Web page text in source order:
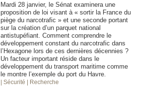
Mardi 28 janvier, le Sénat examinera une
proposition de loi visant à « sortir la France du
piège du narcotrafic » et une seconde portant
sur la création d’un parquet national
antistupéfiant. Comment comprendre le
développement constant du narcotrafic dans
l’Hexagone lors de ces dernières décennies ?
Un facteur important réside dans le
développement du transport maritime comme
le montre l’exemple du port du Havre.
| Sécurité | Recherche